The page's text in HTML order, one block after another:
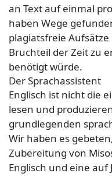
an Text auf einmal
haben Wege
plagiatsfreie
Bruchteil der Zeit zu
benötigt würde.
Der Sprachassistent
Englisch ist nicht die
lesen und
grundlegenden
Wir haben es
Zubereitung von
Englisch und eine auf